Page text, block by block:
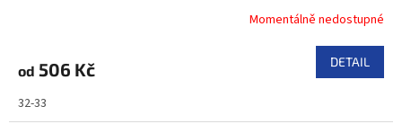
Momentálně nedostupné
od 506 Kč DETAIL
32-33